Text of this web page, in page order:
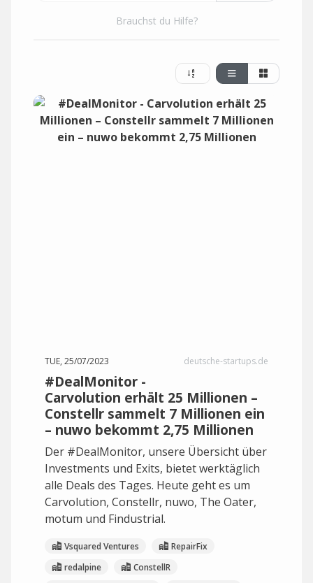
Brauchst du Hilfe?
TUE, 25/07/2023 deutsche-startups.de
#DealMonitor -
Carvolution erhält 25 Millionen –
Constellr sammelt 7 Millionen ein
– nuwo bekommt 2,75 Millionen
Der #DealMonitor, unsere Übersicht über
Investments und Exits, bietet werktäglich
alle Deals des Tages. Heute geht es um
Carvolution, Constellr, nuwo, The Oater,
motum und Findustrial.
Vsquared Ventures
RepairFix
redalpine
ConstellR